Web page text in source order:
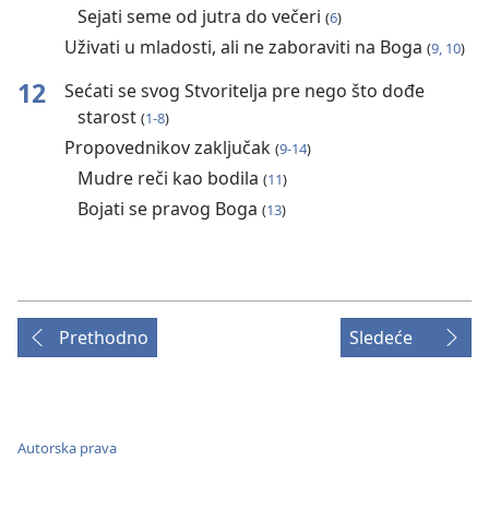
Sejati seme od jutra do večeri (6)
Uživati u mladosti, ali ne zaboraviti na Boga (9, 10)
12
Sećati se svog Stvoritelja pre nego što dođe
starost (1-8)
Propovednikov zaključak (9-14)
Mudre reči kao bodila (11)
Bojati se pravog Boga (13)
Prethodno Sledeće
Autorska prava